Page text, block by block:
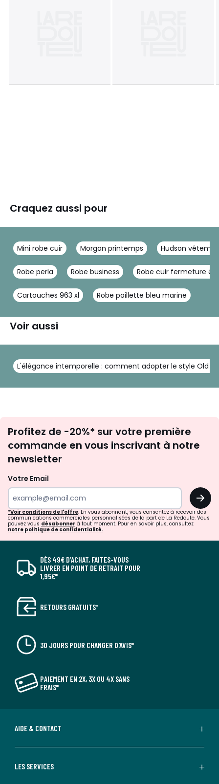
Craquez aussi pour
Mini robe cuir Morgan printemps Hudson
Robe perla Robe business Robe cuir fermeture
Cartouches 963 xl Robe paillette bleu marine
Voir aussi
L'élégance intemporelle : comment adopter le style Old
newsletter
Profitez de -20%* sur votre première
commande en vous inscrivant à notre
newsletter
Votre Email
OK
*Voir conditions de l'offre. En vous abonnant, vous consentez à recevoir des
communications commerciales personnalisées de la part de La Redoute. Vous
pouvez vous désabonner à tout moment. Pour en savoir plus, consultez
notre politique de confidentialité.
DÈS 49€ D’ACHAT, FAITES-VOUS
LIVRER EN POINT DE RETRAIT POUR
1,95€*
RETOURS GRATUITS*
30 JOURS POUR CHANGER D'AVIS*
PAIEMENT EN 2X, 3X OU 4X SANS
FRAIS*
AIDE & CONTACT
LES SERVICES